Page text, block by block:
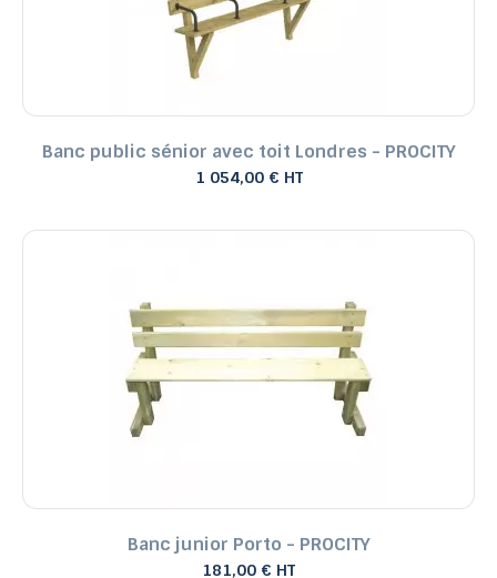
Banc public sénior avec toit Londres - PROCITY
1 054,00 € HT
Banc junior Porto - PROCITY
181,00 € HT